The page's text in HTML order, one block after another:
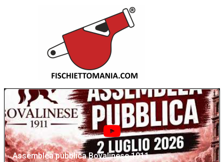
Assemblea pubblica Bovalinese 1911